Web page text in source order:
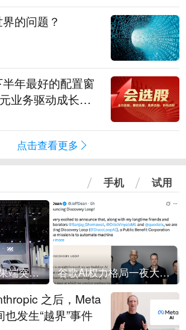
的问题？
年最好的配置窗
业务驱动成长；
商，AI带来新机
点击查看更多
手机 试用
智己汽车App苹果端突然“下架” 谷歌AI权力格局一夜大洗牌
之后，Meta
发生“越界”事件